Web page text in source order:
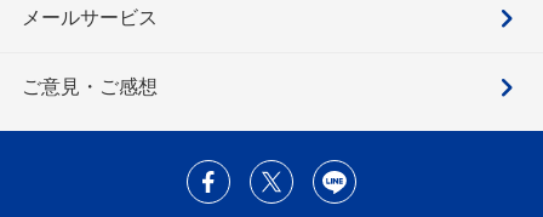
メールサービス
ご意見・ご感想